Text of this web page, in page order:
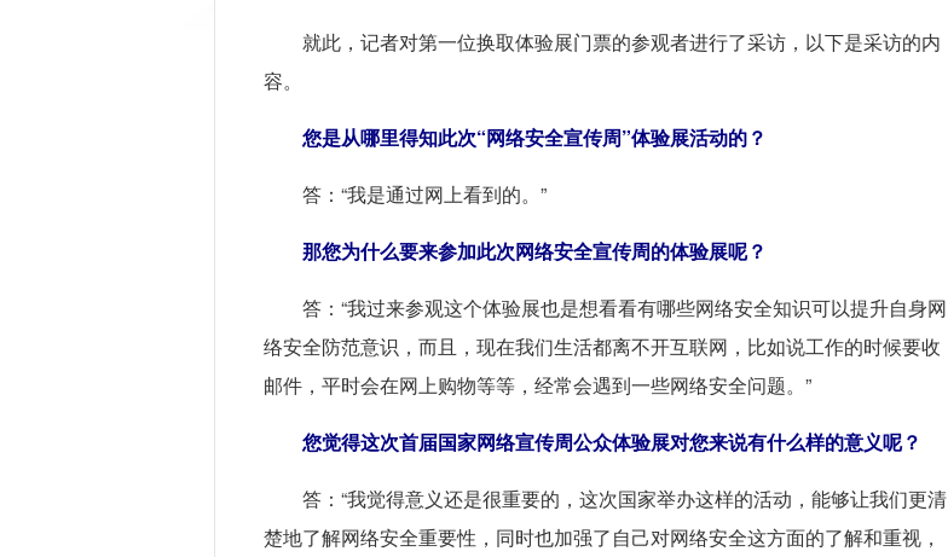
就此，记者对第一位换取体验展门票的参观者进行了采访，以下是采访的内
容。
您是从哪里得知此次“网络安全宣传周”体验展活动的？
答：“我是通过网上看到的。”
那您为什么要来参加此次网络安全宣传周的体验展呢？
答：“我过来参观这个体验展也是想看看有哪些网络安全知识可以提升自身网
络安全防范意识，而且，现在我们生活都离不开互联网，比如说工作的时候要收
邮件，平时会在网上购物等等，经常会遇到一些网络安全问题。”
您觉得这次首届国家网络宣传周公众体验展对您来说有什么样的意义呢？
答：“我觉得意义还是很重要的，这次国家举办这样的活动，能够让我们更清
楚地了解网络安全重要性，同时也加强了自己对网络安全这方面的了解和重视，